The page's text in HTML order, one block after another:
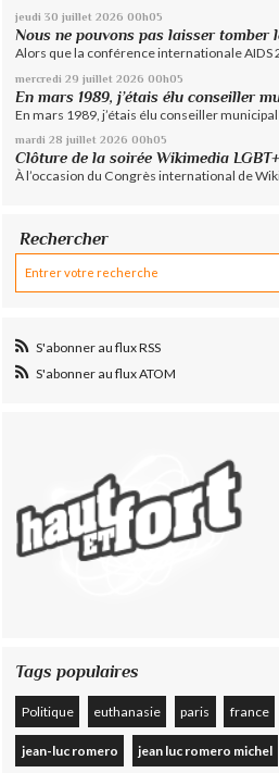
jeudi 30 juillet 2026 00h05
Nous ne pouvons pas laisser tomber
Alors que la conférence internationale AIDS
mercredi 29 juillet 2026 00h05
En mars 1989, j’étais élu conseiller
En mars 1989, j’étais élu conseiller municipal
mardi 28 juillet 2026 00h05
Clôture de la soirée Wikimedia
À l’occasion du Congrès international de
Rechercher
S'abonner au flux RSS
S'abonner au flux ATOM
Tags populaires
Politique euthanasie paris france
jean-luc romero jean luc romero michel